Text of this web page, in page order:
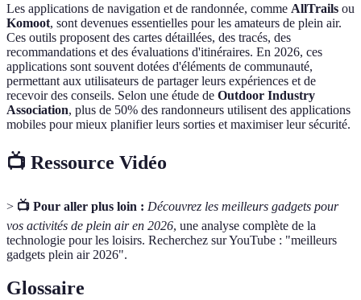
Les applications de navigation et de randonnée, comme AllTrails ou
Komoot, sont devenues essentielles pour les amateurs de plein air.
Ces outils proposent des cartes détaillées, des tracés, des
recommandations et des évaluations d'itinéraires. En 2026, ces
applications sont souvent dotées d'éléments de communauté,
permettant aux utilisateurs de partager leurs expériences et de
recevoir des conseils. Selon une étude de Outdoor Industry
Association, plus de 50% des randonneurs utilisent des applications
mobiles pour mieux planifier leurs sorties et maximiser leur sécurité.
📺 Ressource Vidéo
> 📺 Pour aller plus loin : Découvrez les meilleurs gadgets pour
vos activités de plein air en 2026, une analyse complète de la
technologie pour les loisirs. Recherchez sur YouTube : "meilleurs
gadgets plein air 2026".
Glossaire